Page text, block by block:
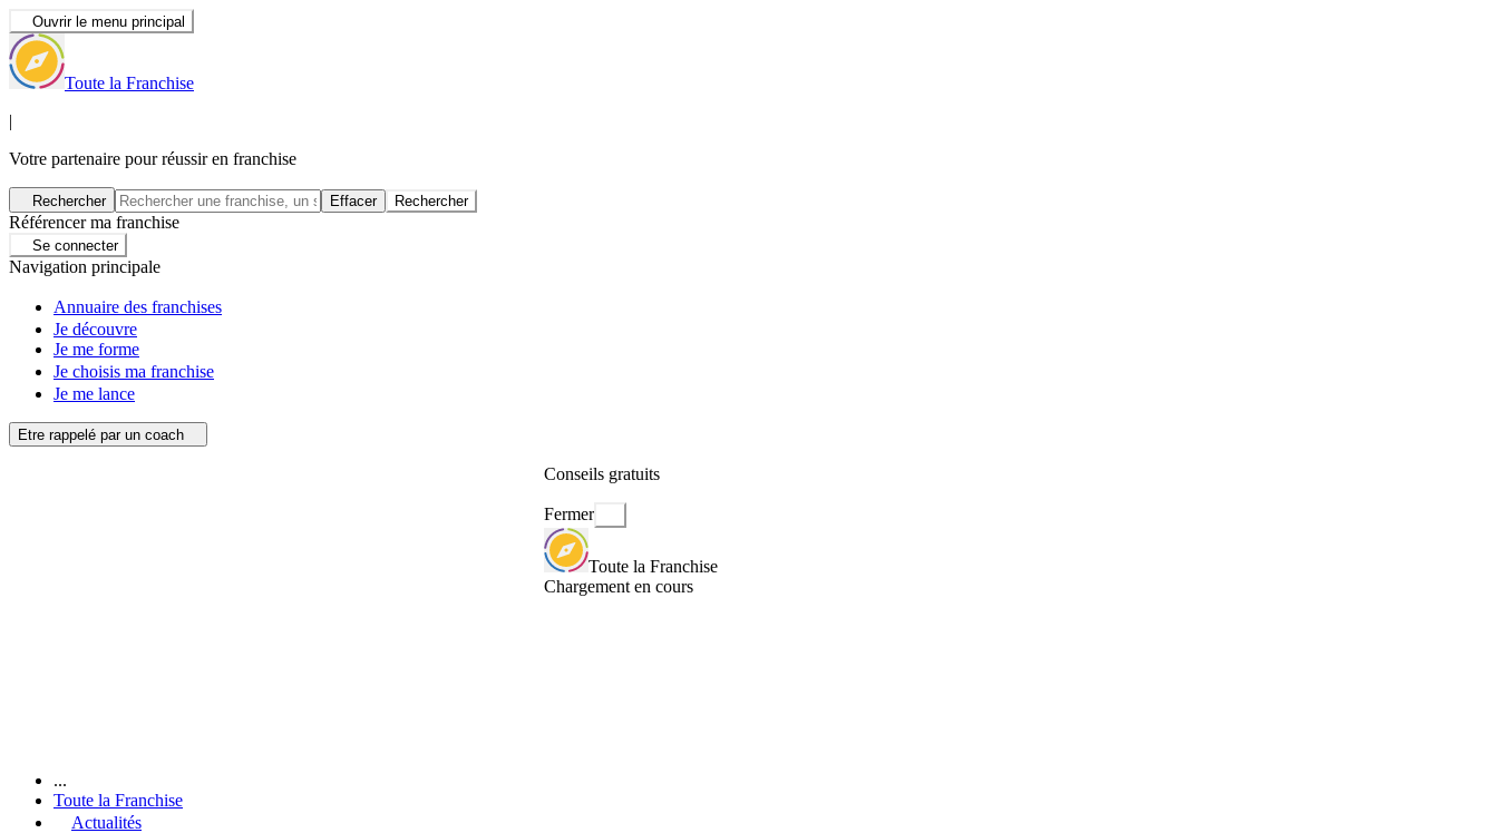
Ouvrir le menu principal
Toute la Franchise
|
Votre partenaire pour réussir en franchise
Rechercher Effacer Rechercher
Référencer ma franchise
Se connecter
Navigation principale
Annuaire des franchises
Je découvre
Je me forme
Je choisis ma franchise
Je me lance
Etre rappelé par un coach
Conseils gratuits
Fermer
Toute la Franchise
Chargement en cours
...
Toute la Franchise
Actualités